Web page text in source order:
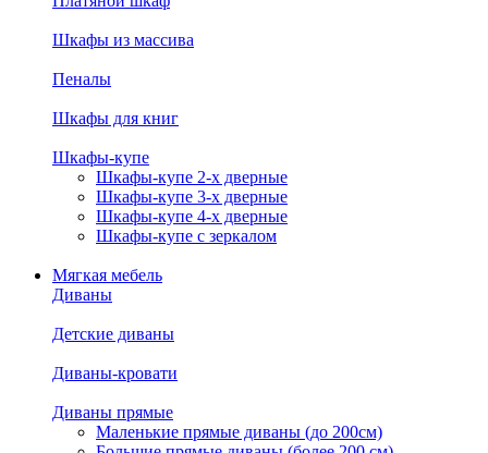
Шкафы из массива
Пеналы
Шкафы для книг
Шкафы-купе
Шкафы-купе 2-х дверные
Шкафы-купе 3-х дверные
Шкафы-купе 4-х дверные
Шкафы-купе с зеркалом
Мягкая мебель
Диваны
Детские диваны
Диваны-кровати
Диваны прямые
Маленькие прямые диваны (до 200см)